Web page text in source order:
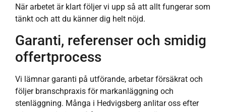
När arbetet är klart följer vi upp så att allt fungerar som
tänkt och att du känner dig helt nöjd.
Garanti, referenser och smidig
offertprocess
Vi lämnar garanti på utförande, arbetar försäkrat och
följer branschpraxis för markanläggning och
stenläggning. Många i Hedvigsberg anlitar oss efter